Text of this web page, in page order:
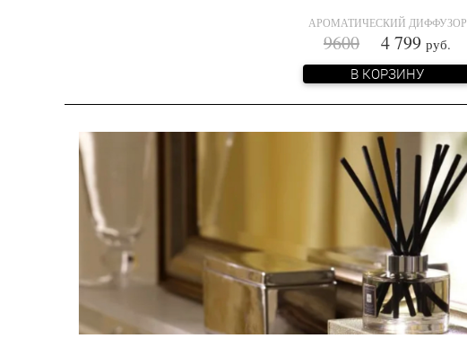
Сирень
Слива
Удовая древесина
Фрезия
Цветок шиповника
АРОМАТИЧЕСКИЙ ДИФФУЗОР
9600 4 799 руб.
В КОРЗИНУ